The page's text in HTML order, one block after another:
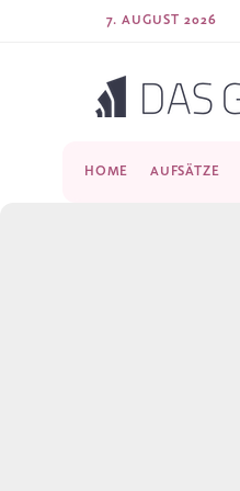
7. AUGUST 2026
HOME AUFSÄTZE